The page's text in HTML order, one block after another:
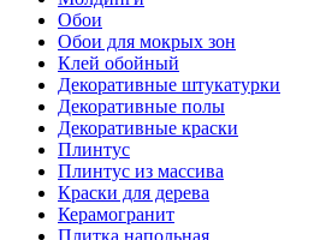
Обои
Обои для мокрых зон
Клей обойный
Декоративные штукатурки
Декоративные полы
Декоративные краски
Плинтус
Плинтус из массива
Краски для дерева
Керамогранит
Плитка напольная